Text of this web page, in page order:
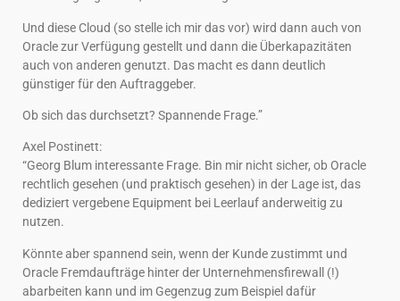
Und diese Cloud (so stelle ich mir das vor) wird dann auch von
Oracle zur Verfügung gestellt und dann die Überkapazitäten
auch von anderen genutzt. Das macht es dann deutlich
günstiger für den Auftraggeber.
Ob sich das durchsetzt? Spannende Frage.”
Axel Postinett:
“Georg Blum interessante Frage. Bin mir nicht sicher, ob Oracle
rechtlich gesehen (und praktisch gesehen) in der Lage ist, das
dediziert vergebene Equipment bei Leerlauf anderweitig zu
nutzen.
Könnte aber spannend sein, wenn der Kunde zustimmt und
Oracle Fremdaufträge hinter der Unternehmensfirewall (!)
abarbeiten kann und im Gegenzug zum Beispiel dafür